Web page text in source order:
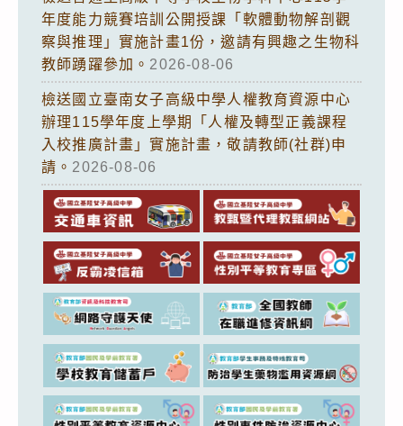
年度能力競賽培訓公開授課「軟體動物解剖觀
察與推理」實施計畫1份，邀請有興趣之生物科
教師踴躍參加。 2026-08-06
檢送國立臺南女子高級中學人權教育資源中心
辦理115學年度上學期「人權及轉型正義課程
入校推廣計畫」實施計畫，敬請教師(社群)申
請。 2026-08-06